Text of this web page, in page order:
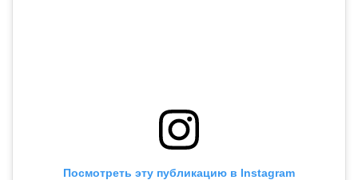
Посмотреть эту публикацию в Instagram